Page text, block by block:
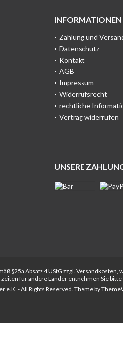
INFORMATIONEN
Zahlung und
Datenschutz
Kontakt
AGB
Impressum
Widerrufsrecht
rechtliche
Vertrag widerrufen
UNSERE
§25a Absatz 4 UStG zzgl. Versandkosten,
für andere Länder entnehmen Sie
e.K. - All Rights Reserved. Theme by